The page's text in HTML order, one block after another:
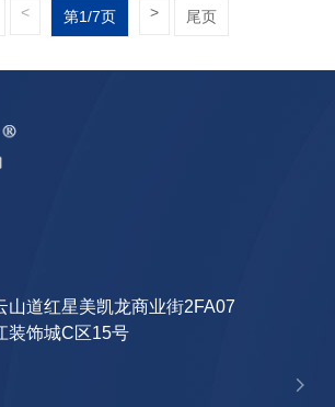
< 第1/7页 > 尾页
山道红星美凯龙商业街2FA07
装饰城C区15号